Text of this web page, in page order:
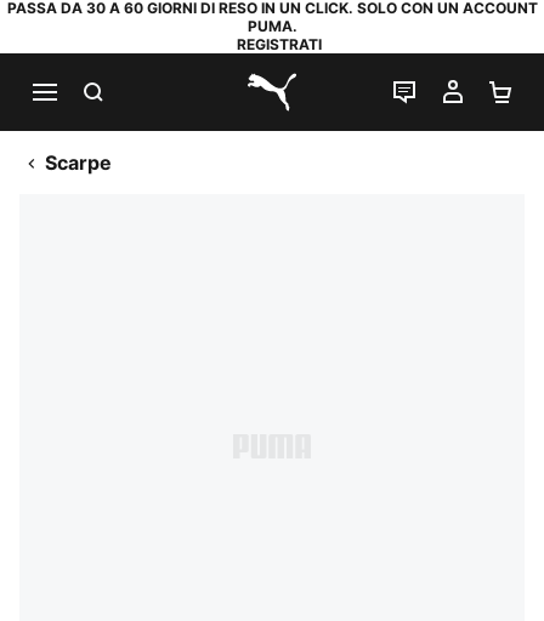
PASSA DA 30 A 60 GIORNI DI RESO IN UN CLICK. SOLO CON UN ACCOUNT
PUMA.
REGISTRATI
PUMA.com
CHAT IL MIO
Scarpe